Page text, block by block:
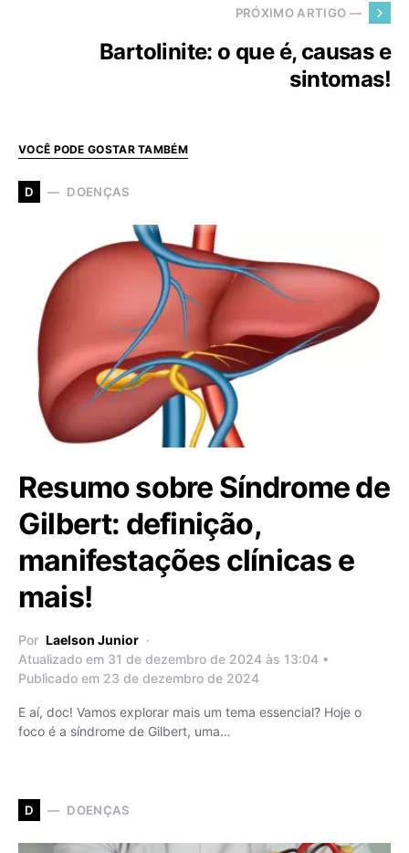
PRÓXIMO ARTIGO —
Bartolinite: o que é, causas e
sintomas!
VOCÊ PODE GOSTAR TAMBÉM
D DOENÇAS
Resumo sobre Síndrome de
Gilbert: definição,
manifestações clínicas e
mais!
Por Laelson Junior
Atualizado em 31 de dezembro de 2024 às 13:04 •
Publicado em 23 de dezembro de 2024
E aí, doc! Vamos explorar mais um tema essencial? Hoje o
foco é a síndrome de Gilbert, uma…
D DOENÇAS